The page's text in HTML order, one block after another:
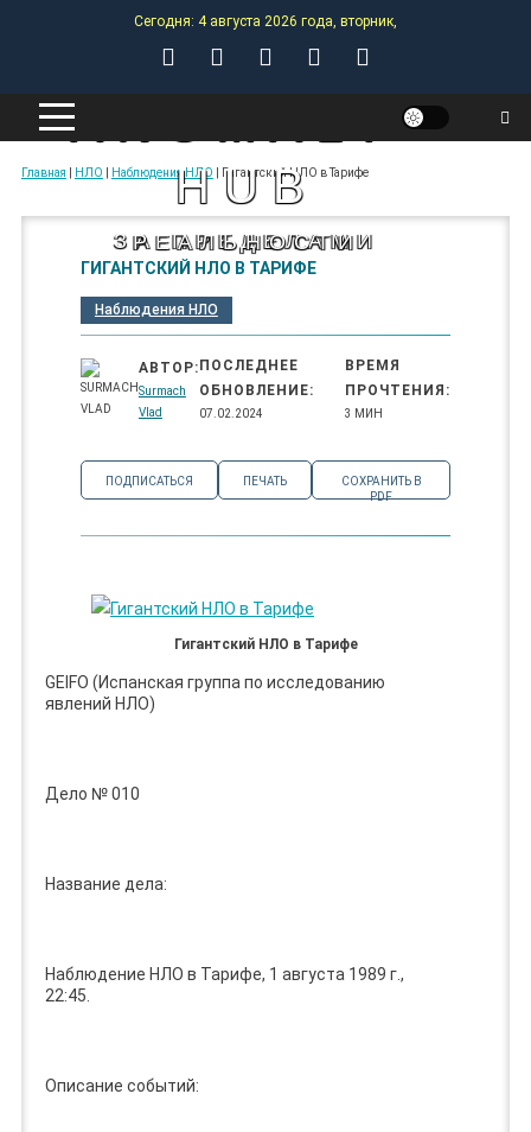
Сегодня: 4 августа 2026 года, вторник,
ANOMALY-
HUB
ЗА ПРЕДЕЛАМИ РЕАЛЬНОСТИ
Главная НЛО Наблюдения НЛО Гигантский НЛО в Тарифе
ГИГАНТСКИЙ НЛО В ТАРИФЕ
Наблюдения НЛО
АВТОР:
Surmach
Vlad
ПОСЛЕДНЕЕ
ОБНОВЛЕНИЕ:
07.02.2024
ВРЕМЯ
ПРОЧТЕНИЯ:
3 МИН
ПОДПИСАТЬСЯ ПЕЧАТЬ
СОХРАНИТЬ В
PDF
Гигантский НЛО в Тарифе
GEIFO (Испанская группа по исследованию
явлений НЛО)
Дело № 010
Название дела:
Наблюдение НЛО в Тарифе, 1 августа 1989 г.,
22:45.
Описание событий: